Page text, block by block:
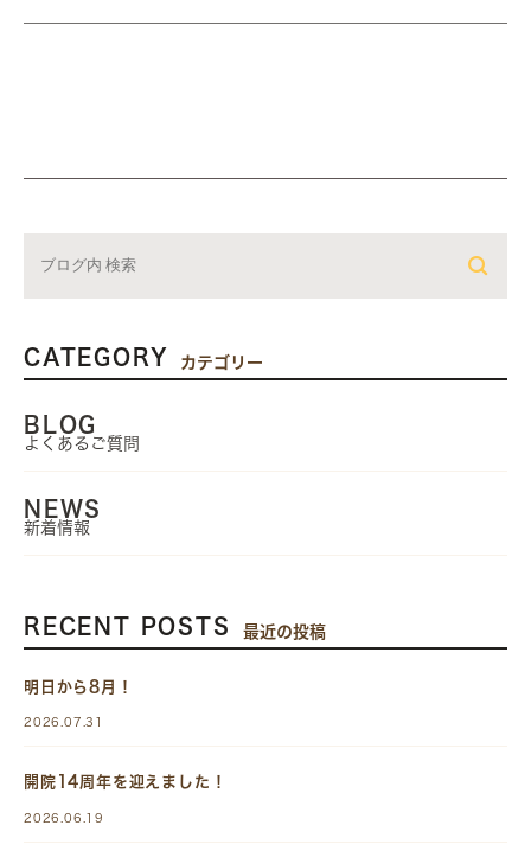
CATEGORY カテゴリー
BLOG
よくあるご質問
NEWS
新着情報
RECENT POSTS 最近の投稿
明日から8月！
2026.07.31
開院14周年を迎えました！
2026.06.19